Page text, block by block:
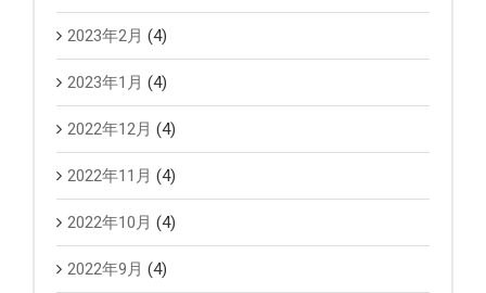
2023年2月 (4)
2023年1月 (4)
2022年12月 (4)
2022年11月 (4)
2022年10月 (4)
2022年9月 (4)